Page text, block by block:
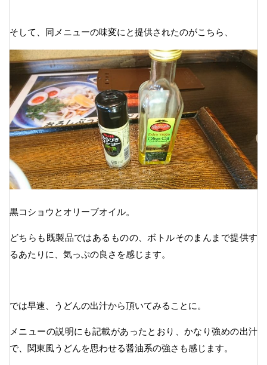
そして、同メニューの味変にと提供されたのがこちら、
黒コショウとオリーブオイル。
どちらも既製品ではあるものの、ボトルそのまんまで提供す
るあたりに、気っぷの良さを感じます。
では早速、うどんの出汁から頂いてみることに。
メニューの説明にも記載があったとおり、かなり強めの出汁
で、関東風うどんを思わせる醤油系の強さも感じます。